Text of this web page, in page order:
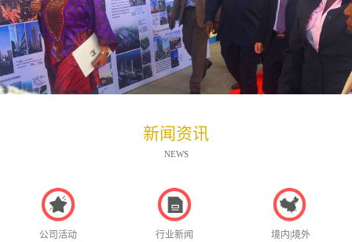
新闻资讯
NEWS
公司活动 行业新闻 境内|境外